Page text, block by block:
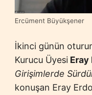
Ercüment Büyükşener
İkinci günün
Kurucu Üyesi Eray
Girişimlerde
konuşan Eray